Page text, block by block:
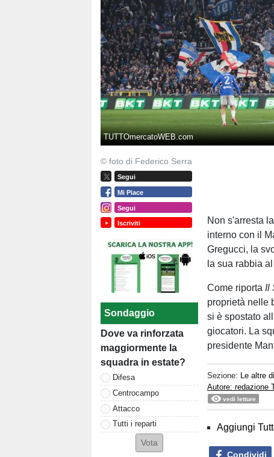
TUTTOmercatoWEB.com
© foto di Federico Serra
Segui
Mi Piace
Segui
Iscriviti
Sondaggio
Dove va rinforzata
maggiormente la
squadra in estate?
Difesa
Centrocampo
Attacco
Tutti i reparti
Non s'arresta
interno con il
Gregucci, la
la sua rabbia
Come riporta Il
proprietà nelle
si è spostato
giocatori. La
presidente
Sezione: Le altre
Autore: redazione
vedi letture
Aggiungi
Condividi